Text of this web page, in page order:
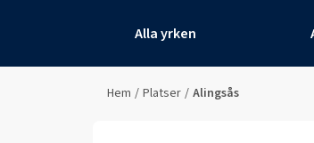
Alla yrken
Hem / Platser / Alingsås